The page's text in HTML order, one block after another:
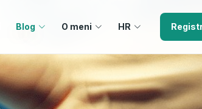
Blog O meni HR